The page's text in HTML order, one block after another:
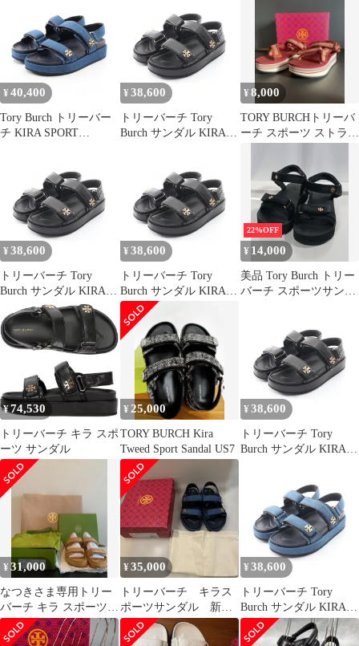
レザー サンダル レディ
ース 新品
¥ 40,400
Tory Burch トリーバー
チ KIRA SPORT
¥ 38,600
トリーバーチ Tory
Burch サンダル KIRA
レザー サンダル レディ
ース 新品
¥8,000
TORY BURCHトリーバ
ーチ スポーツ ストラッ
¥ 38,600
トリーバーチ Tory
Burch サンダル KIRA
SPORT SANDAL キラ
スポーツ 1443280016/
レザー サンダル レディ
ース 新品
¥ 38,600
トリーバーチ Tory
Burch サンダル KIRA
SPORT SANDAL キラ
スポーツ 1443280017/
レザー サンダル レディ
ース 新品
22%OFF
¥ 14,000
美品 Tory Burch トリー
バーチ スポーツサンダ
¥74,530
トリーバーチ キラ スポ
ーツ サンダル
¥ 25,000
TORY BURCH Kira
Tweed Sport Sandal US7
¥ 38,600
トリーバーチ Tory
Burch サンダル KIRA
レザー サンダル レディ
ース 新品
¥31,000
なつきさま専用トリー
バーチ キラ スポーツサ
ンダル ラフィア
¥35,000
トリーバーチ キラス
ポーツサンダル 新品
未使用 デニム スポ
サン 24.5
¥ 38,600
トリーバーチ Tory
Burch サンダル KIRA
SPORT SANDAL キラ
スポーツ 1589544016/